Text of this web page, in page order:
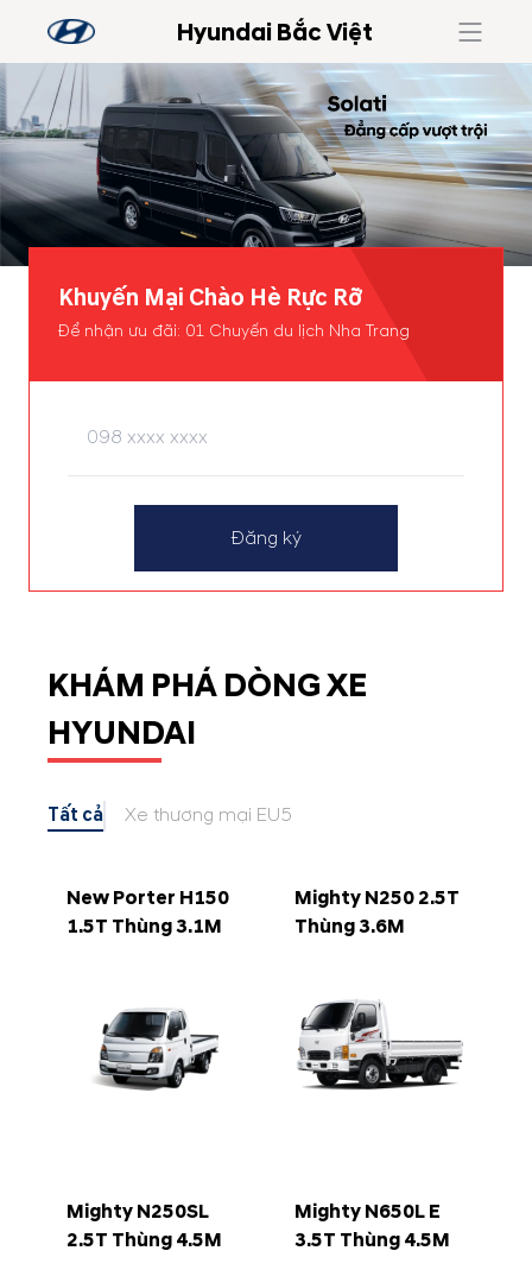
Hyundai Bắc Việt
Khuyến Mại Chào Hè Rực Rỡ
Để nhận ưu đãi: 01 Chuyến du lịch Nha Trang
Đăng ký
KHÁM PHÁ DÒNG XE
HYUNDAI
Tất cả Xe thương mại EU5
New Porter H150
1.5T Thùng 3.1M
Mighty N250 2.5T
Thùng 3.6M
Mighty N250SL
2.5T Thùng 4.5M
Mighty N650L E
3.5T Thùng 4.5M